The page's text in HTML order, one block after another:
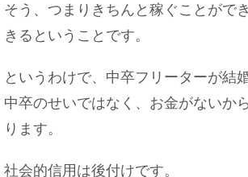
そう、つまりきちんと稼ぐことがで
きるということです。
というわけで、中卒フリーターが結
中卒のせいではなく、お金がないか
ります。
社会的信用は後付けです。